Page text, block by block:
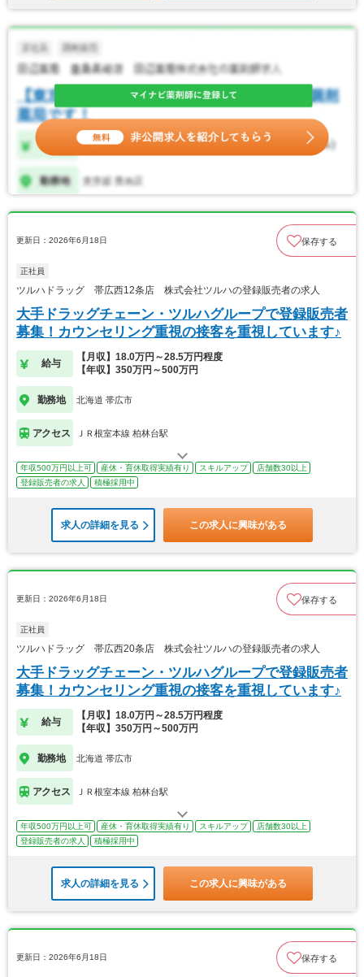
更新日：2026年6月18日 保存する
正社員
ツルハドラッグ 帯広西12条店 株式会社ツルハの登録販売者の求人
大手ドラッグチェーン・ツルハグループで登録販売者
募集！カウンセリング重視の接客を重視しています♪
給与
【月収】18.0万円～28.5万円程度
【年収】350万円～500万円
勤務地 北海道 帯広市
アクセス ＪＲ根室本線 柏林台駅
年収500万円以上可 産休・育休取得実績有り スキルアップ
店舗数30以上
登録販売者の求人
積極採用中
求人の詳細を見る この求人に興味がある
更新日：2026年6月18日 保存する
正社員
ツルハドラッグ 帯広西20条店 株式会社ツルハの登録販売者の求人
大手ドラッグチェーン・ツルハグループで登録販売者
募集！カウンセリング重視の接客を重視しています♪
給与
【月収】18.0万円～28.5万円程度
【年収】350万円～500万円
勤務地 北海道 帯広市
アクセス ＪＲ根室本線 柏林台駅
年収500万円以上可 産休・育休取得実績有り スキルアップ
店舗数30以上
登録販売者の求人
積極採用中
求人の詳細を見る この求人に興味がある
更新日：2026年6月18日 保存する